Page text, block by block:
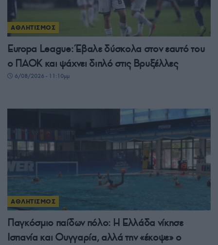
ΑΘΛΗΤΙΣΜΟΣ
Europa League: Έβαλε δύσκολα στον εαυτό του
ο ΠΑΟΚ και ψάχνει διπλό στις Βρυξέλλες
6/08/2026 - 11:10μμ
ΑΘΛΗΤΙΣΜΟΣ
Παγκόσμιο παίδων πόλο: Η Ελλάδα νίκησε
Ισπανία και Ουγγαρία, αλλά την «έκοψε» ο